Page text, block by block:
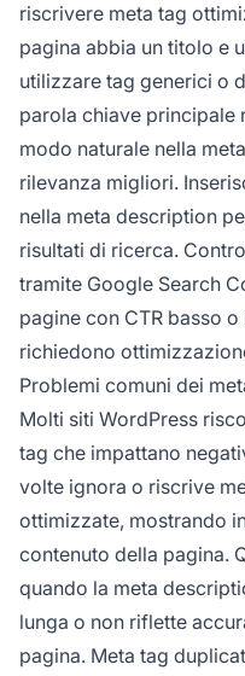
riscrivere meta tag
pagina abbia un titolo e
utilizzare tag generici o
parola chiave principale
modo naturale nella
rilevanza migliori.
nella meta description
risultati di ricerca.
tramite Google Search
pagine con CTR basso
richiedono
Problemi comuni dei
Molti siti WordPress
tag che impattano
volte ignora o riscrive
ottimizzate, mostrando
contenuto della pagina.
quando la meta
lunga o non riflette
pagina. Meta tag